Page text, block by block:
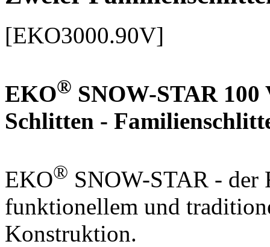
[EKO3000.90V]
EKO® SNOW-STAR
Schlitten -
EKO® SNOW-STAR - der
funktionellem und
Konstruktion.